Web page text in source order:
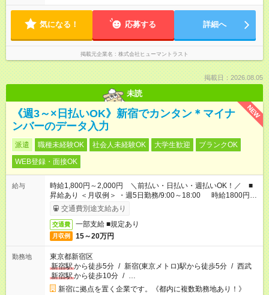
気になる！ 応募する 詳細へ
掲載元企業名 株式会社ヒューマントラスト
掲載日：2026.08.05
未読
NEW
《週3～×日払いOK》新宿でカンタン＊マイナ
ンバーのデータ入力
派遣 職種未経験OK 社会人未経験OK 大学生歓迎
ブランクOK
WEB登録・面接OK
給与
時給1,800円～2,000円 ＼前払い・日払い・週払いOK！／ ■
昇給あり ＜月収例＞ ・週5日勤務/9:00～18:00 時給1800円×8
時間×22日 ＝月収31万6,800円
交通費別途支給あり
交通費 一部支給 ■規定あり
月収例 15～20万円
勤務地
東京都新宿区
新宿駅から徒歩5分 / 新宿(東京メトロ)駅から徒歩5分 / 西武
新宿駅から徒歩10分 / …
新宿に拠点を置く企業です。《都内に複数勤務地あり！》